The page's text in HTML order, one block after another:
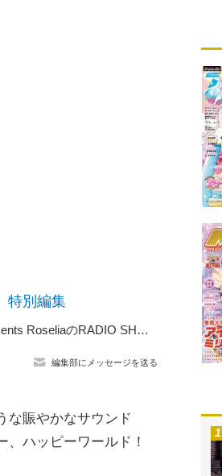
特別編集
「BanG Dream! Presents RoseliaのRADIO SHOUT!」、ニッポン放送にてスタート！工藤晴香・櫻川めぐがパーソナリティを担当
編集部にメッセージを送る
な賑やかなサウンド
、ハッピーワールド！